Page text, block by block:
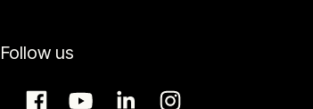
Follow us